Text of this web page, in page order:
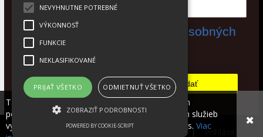
Súhlasím s
spracovaním osobných
Odobrať Pridať
|Prihlásiť
Táto stránka používa súbory cookies, ktoré nám
pomáhajú poskytovať služby. Používaním našich služieb
vyjadrujete súhlas s používaním súborov cookies. Viac
✖
NEVYHNUTNE POTREBNÉ
VÝKONNOSŤ
FUNKCIE
NEKLASIFIKOVANÉ
PRIJAŤ VŠETKO ODMIETNUŤ VŠETKO
ZOBRAZIŤ PODROBNOSTI
POWERED BY COOKIE-SCRIPT